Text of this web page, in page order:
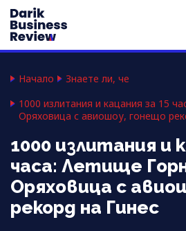
Начало
Знаете ли, че
1000 излитания и кацания за 15
Оряховица с авиошоу, гонещо
1000 излитания и
часа: Летище
Оряховица с
рекорд на Гинес